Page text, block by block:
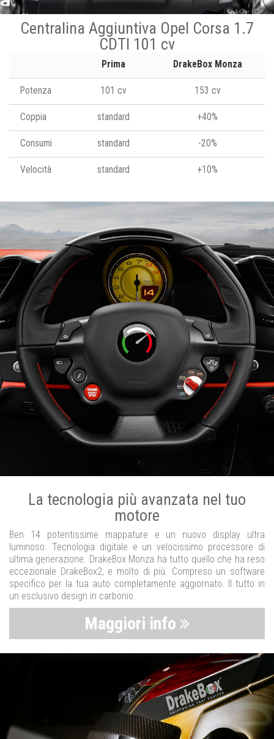
Centralina Aggiuntiva Opel Corsa 1.7
CDTI 101 cv
Prima DrakeBox Monza
Potenza 101 cv 153 cv
Coppia standard +40%
Consumi standard -20%
Velocità standard +10%
La tecnologia più avanzata nel tuo
motore
Ben 14 potentissime mappature e un nuovo display ultra
luminoso. Tecnologia digitale e un velocissimo processore di
ultima generazione. DrakeBox Monza ha tutto quello che ha reso
eccezionale DrakeBox2, e molto di più. Compreso un software
specifico per la tua auto completamente aggiornato. Il tutto in
un esclusivo design in carbonio.
Maggiori info